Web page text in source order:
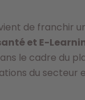
de franchir
et E-
le cadre du
du secteur